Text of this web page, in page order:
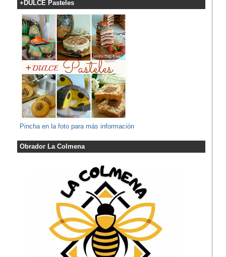
+DULCE Pasteles
Pincha en la foto para más información
Obrador La Colmena